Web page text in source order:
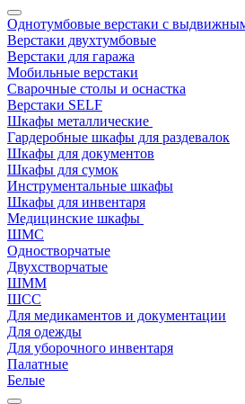
Однотумбовые верстаки с
Верстаки двухтумбовые
Верстаки для гаража
Мобильные верстаки
Сварочные столы и оснастка
Верстаки SELF
Шкафы металлические
Гардеробные шкафы для раздевалок
Шкафы для документов
Шкафы для сумок
Инструментальные шкафы
Шкафы для инвентаря
Медицинские шкафы
ШМС
Одностворчатые
Двухстворчатые
ШММ
ШСС
Для медикаментов и документации
Для одежды
Для уборочного инвентаря
Палатные
Белые